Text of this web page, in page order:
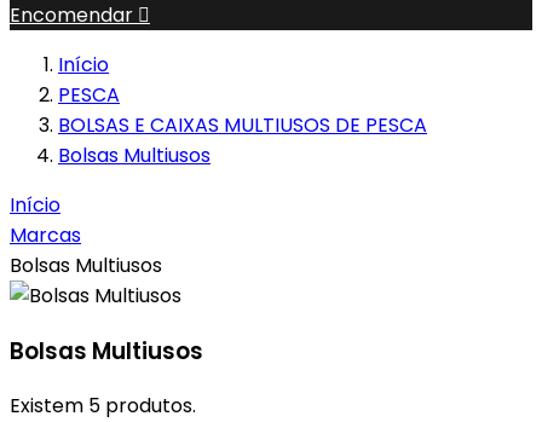
Encomendar 
Início
PESCA
BOLSAS E CAIXAS MULTIUSOS DE PESCA
Bolsas Multiusos
Início
Marcas
Bolsas Multiusos
Bolsas Multiusos
Existem 5 produtos.